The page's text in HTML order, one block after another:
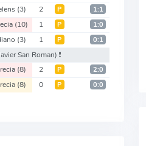
(3) 2 Р 1:1
(10) 1 Р 1:0
(3) 1 Р 0:1
San Roman) ❗️
(8) 2 Р 2:0
(8) 0 Р 0:0